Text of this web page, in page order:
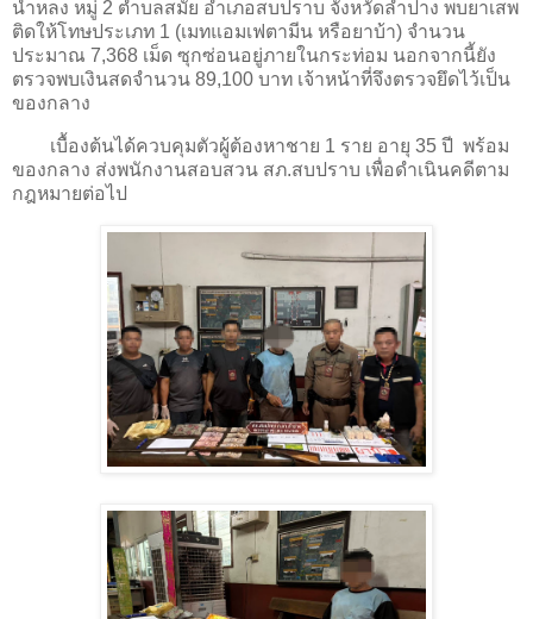
น้ำหลง หมู่ 2 ตำบลสมัย อำเภอสบปราบ จังหวัดลำปาง พบยาเสพ
ติดให้โทษประเภท 1 (เมทแอมเฟตามีน หรือยาบ้า) จำนวน
ประมาณ 7,368 เม็ด ซุกซ่อนอยู่ภายในกระท่อม นอกจากนี้ยัง
ตรวจพบเงินสดจำนวน 89,100 บาท เจ้าหน้าที่จึงตรวจยึดไว้เป็น
ของกลาง
เบื้องต้นได้ควบคุมตัวผู้ต้องหาชาย 1 ราย อายุ 35 ปี พร้อม
ของกลาง ส่งพนักงานสอบสวน สภ.สบปราบ เพื่อดำเนินคดีตาม
กฎหมายต่อไป